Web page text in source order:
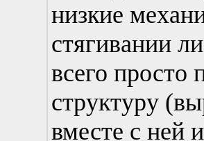
низкие
стягивании
всего просто
структуру
вместе с ней